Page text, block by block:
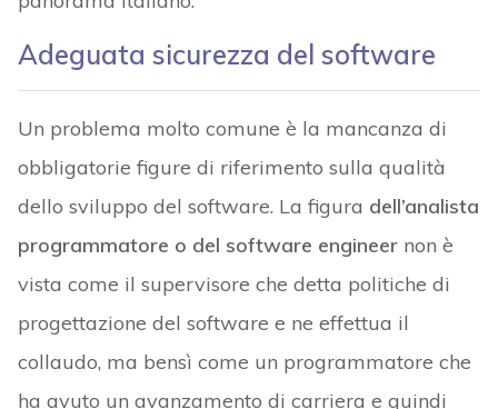
Adeguata sicurezza del software
Un problema molto comune è la mancanza di
obbligatorie figure di riferimento sulla qualità
dello sviluppo del software. La figura dell’analista
programmatore o del software engineernon è
vista come il supervisore che detta politiche di
progettazione del software e ne effettua il
collaudo, ma bensì come un programmatore che
ha avuto un avanzamento di carriera e quindi